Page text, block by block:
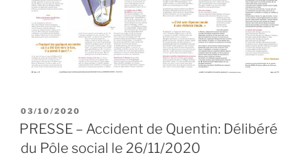
PUBLIÉ
LE
03/10/2020
PRESSE – Accident de Quentin: Délibéré
du Pôle social le 26/11/2020